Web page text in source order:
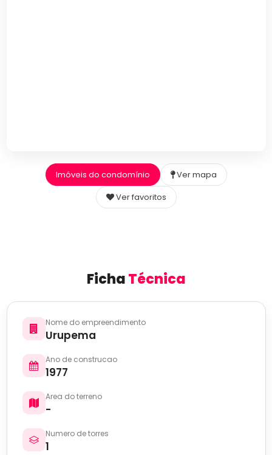
Imóveis do condomínio
Ver mapa
Ver favoritos
FichaTécnica
Nome do empreendimento
Urupema
Ano de construcao
1977
Area do terreno
-
Numero de torres
1